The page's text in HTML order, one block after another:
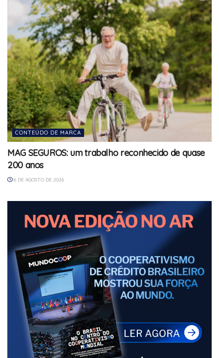
CONTEÚDO DE MARCA
MAG SEGUROS: um trabalho reconhecido de quase
200 anos
6 DE AGOSTO DE 2026